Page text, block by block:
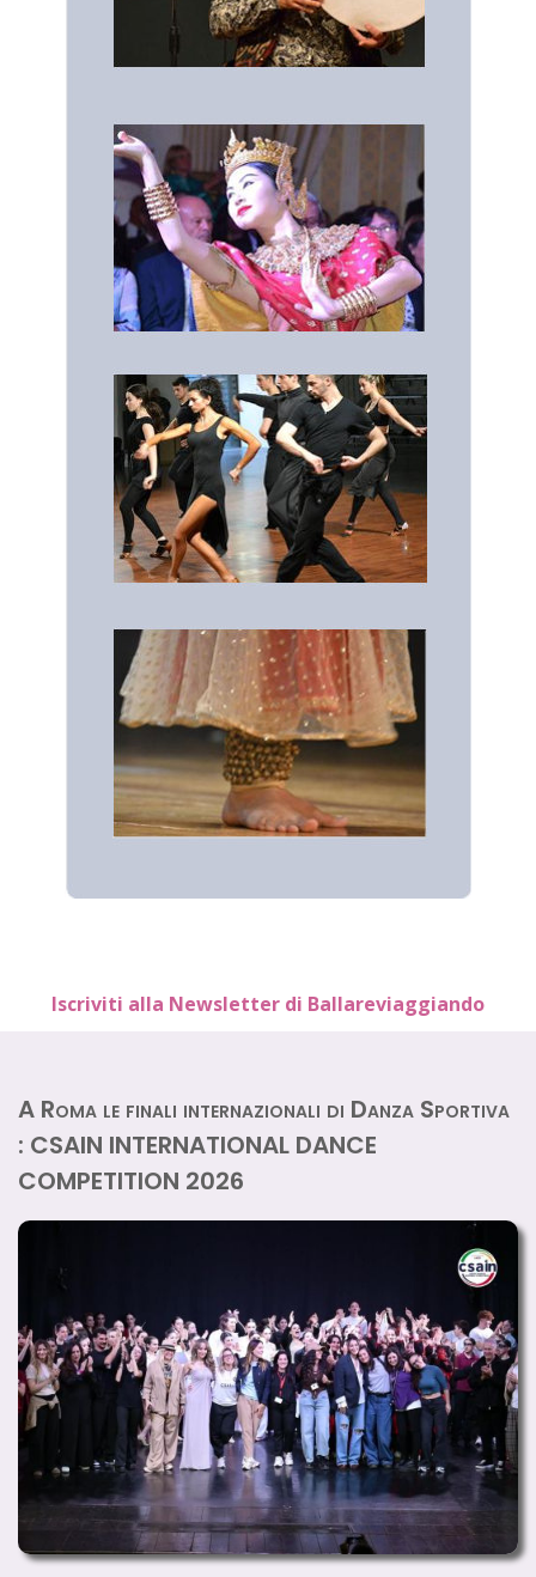
Iscriviti alla Newsletter di Ballareviaggiando
A Roma le finali internazionali di Danza Sportiva
: CSAIN INTERNATIONAL DANCE
COMPETITION 2026